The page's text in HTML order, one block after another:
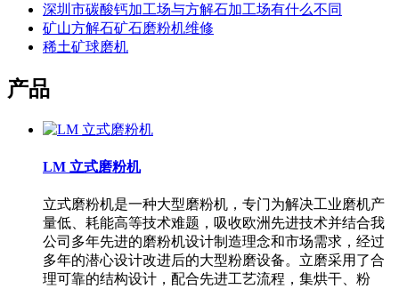
深圳市碳酸钙加工场与方解石加工场有什么不同
矿山方解石矿石磨粉机维修
稀土矿球磨机
产品
LM 立式磨粉机
立式磨粉机是一种大型磨粉机，专门为解决工业磨机产
量低、耗能高等技术难题，吸收欧洲先进技术并结合我
公司多年先进的磨粉机设计制造理念和市场需求，经过
多年的潜心设计改进后的大型粉磨设备。立磨采用了合
理可靠的结构设计，配合先进工艺流程，集烘干、粉